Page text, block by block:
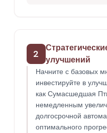
2
улучшений
Начните с базовых
инвестируйте в
как Сумасшедшая
немедленным
долгосрочной
оптимального